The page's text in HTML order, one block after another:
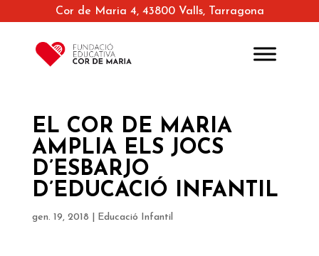
Cor de Maria 4, 43800 Valls, Tarragona
EL COR DE MARIA
AMPLIA ELS JOCS
D’ESBARJO
D’EDUCACIÓ INFANTIL
gen. 19, 2018 Educació Infantil